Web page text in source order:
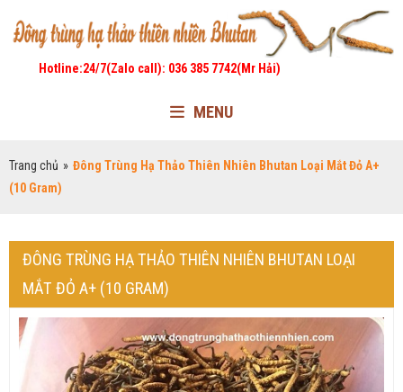
Hotline:24/7(Zalo call): 036 385 7742(Mr Hải)
MENU
Trang chủ » Đông Trùng Hạ Thảo Thiên Nhiên Bhutan Loại Mắt Đỏ A+
(10 Gram)
ĐÔNG TRÙNG HẠ THẢO THIÊN NHIÊN BHUTAN LOẠI
MẮT ĐỎ A+ (10 GRAM)